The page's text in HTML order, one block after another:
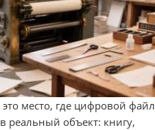
место, где цифровой файл
реальный объект: книгу,